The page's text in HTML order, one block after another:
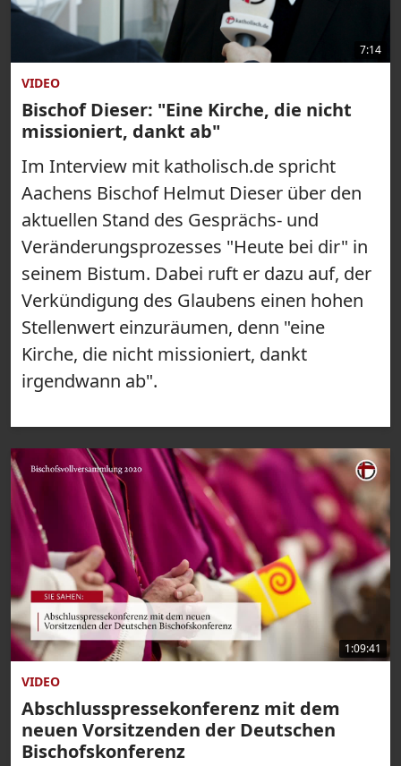
7:14
VIDEO
Bischof Dieser: "Eine Kirche, die nicht
missioniert, dankt ab"
Im Interview mit katholisch.de spricht
Aachens Bischof Helmut Dieser über den
aktuellen Stand des Gesprächs- und
Veränderungsprozesses "Heute bei dir" in
seinem Bistum. Dabei ruft er dazu auf, der
Verkündigung des Glaubens einen hohen
Stellenwert einzuräumen, denn "eine
Kirche, die nicht missioniert, dankt
irgendwann ab".
1:09:41
VIDEO
Abschlusspressekonferenz mit dem
neuen Vorsitzenden der Deutschen
Bischofskonferenz